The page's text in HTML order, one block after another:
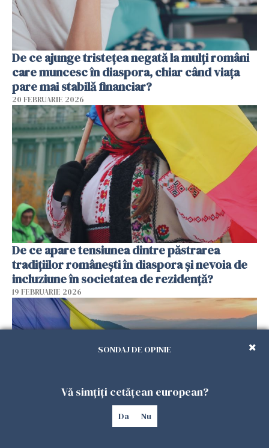
De ce ajunge tristețea negată la mulți români
care muncesc în diaspora, chiar când viața
pare mai stabilă financiar?
20 FEBRUARIE 2026
De ce apare tensiunea dintre păstrarea
tradițiilor românești în diaspora și nevoia de
incluziune în societatea de rezidență?
19 FEBRUARIE 2026
SONDAJ DE OPINIE
Vă simțiți cetățean european?
Da Nu